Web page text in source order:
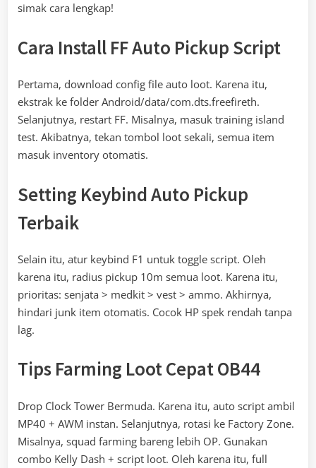
simak cara lengkap!
Cara Install FF Auto Pickup Script
Pertama, download config file auto loot. Karena itu,
ekstrak ke folder Android/data/com.dts.freefireth.
Selanjutnya, restart FF. Misalnya, masuk training island
test. Akibatnya, tekan tombol loot sekali, semua item
masuk inventory otomatis.
Setting Keybind Auto Pickup
Terbaik
Selain itu, atur keybind F1 untuk toggle script. Oleh
karena itu, radius pickup 10m semua loot. Karena itu,
prioritas: senjata > medkit > vest > ammo. Akhirnya,
hindari junk item otomatis. Cocok HP spek rendah tanpa
lag.
Tips Farming Loot Cepat OB44
Drop Clock Tower Bermuda. Karena itu, auto script ambil
MP40 + AWM instan. Selanjutnya, rotasi ke Factory Zone.
Misalnya, squad farming bareng lebih OP. Gunakan
combo Kelly Dash + script loot. Oleh karena itu, full